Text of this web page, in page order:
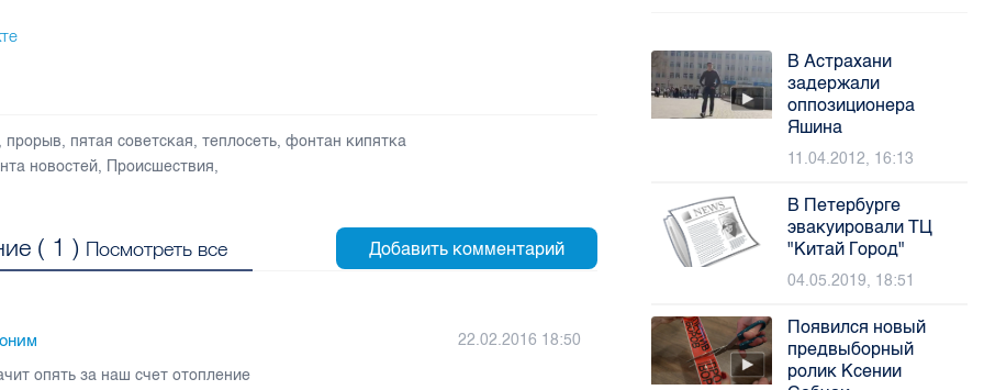
, прорыв, пятая советская,теплосеть,фонтан кипятка
новостей, Происшествия,
( 1 ) Посмотреть все
22.02.2016 18:50
опять за наш счет отопление
В Астрахани
задержали
оппозиционера
Яшина
11.04.2012, 16:13
В Петербурге
эвакуировали ТЦ
"Китай Город"
04.05.2019, 18:51
Появился новый
предвыборный
ролик Ксении